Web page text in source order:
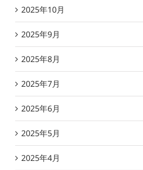
2025年10月
2025年9月
2025年8月
2025年7月
2025年6月
2025年5月
2025年4月